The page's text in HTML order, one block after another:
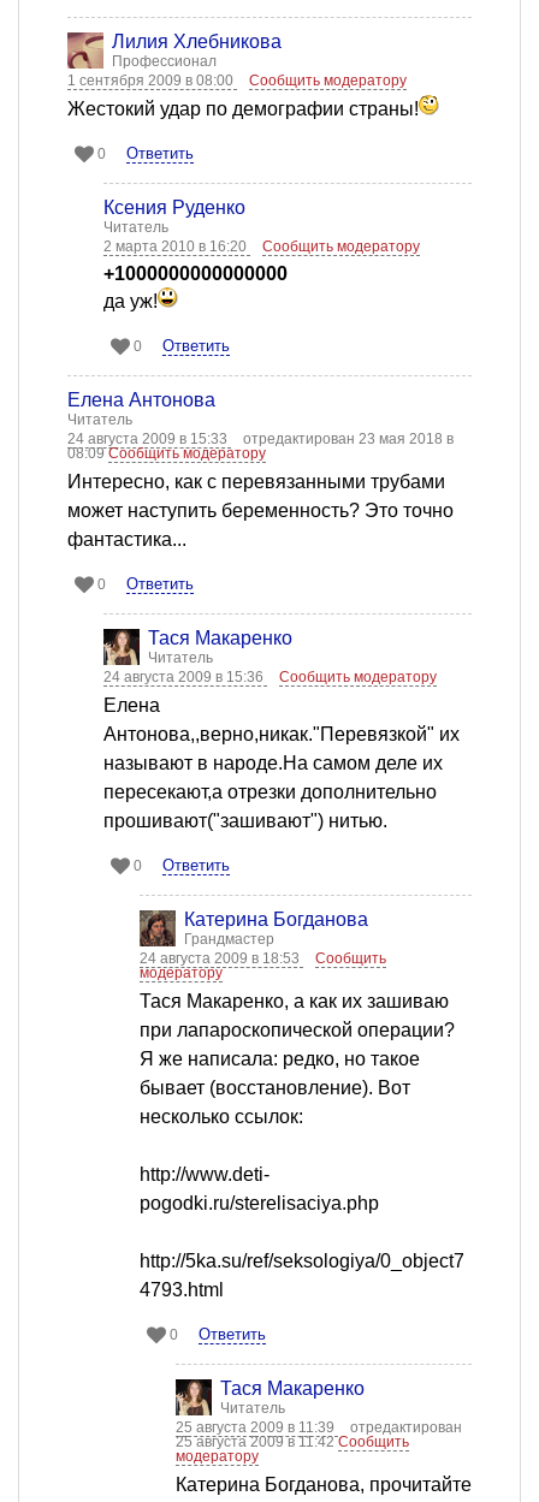
Лилия Хлебникова
Профессионал
1 сентября 2009 в 08:00
Сообщить модератору
Жестокий удар по демографии страны!
0 Ответить
Ксения Руденко
Читатель
2 марта 2010 в 16:20
Сообщить модератору
+1000000000000000
да уж!
0 Ответить
Елена Антонова
Читатель
24 августа 2009 в 15:33
отредактирован 23 мая 2018 в
08:09Сообщить модератору
Интересно, как с перевязанными трубами
может наступить беременность? Это точно
фантастика...
0 Ответить
Тася Макаренко
Читатель
24 августа 2009 в 15:36
Сообщить модератору
Елена
Антонова,,верно,никак."Перевязкой" их
называют в народе.На самом деле их
пересекают,а отрезки дополнительно
прошивают("зашивают") нитью.
0 Ответить
Катерина Богданова
Грандмастер
24 августа 2009 в 18:53
Сообщить
модератору
Тася Макаренко, а как их зашиваю
при лапароскопической операции?
Я же написала: редко, но такое
бывает (восстановление). Вот
несколько ссылок:
http://www.deti-
pogodki.ru/sterelisaciya.php
http://5ka.su/ref/seksologiya/0_object7
4793.html
0 Ответить
Тася Макаренко
Читатель
25 августа 2009 в 11:39
отредактирован
25 августа 2009 в 11:42Сообщить
модератору
Катерина Богданова, прочитайте